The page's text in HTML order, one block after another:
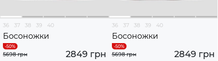
36 37 38 39 40
Босоножки
2849 грн
5698 грн
36 37 38 39 40
Босоножки
2849 грн
5698 грн